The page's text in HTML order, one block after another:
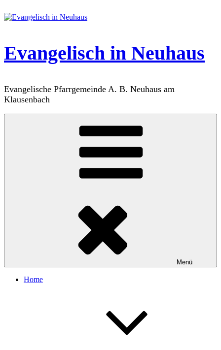
Inhalt
Evangelisch in Neuhaus
Evangelische Pfarrgemeinde A. B. Neuhaus am
Klausenbach
Menü
Home